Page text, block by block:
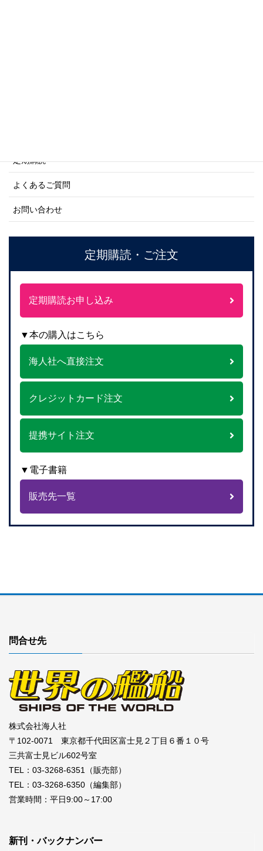
定期購読
よくあるご質問
お問い合わせ
定期購読・ご注文
定期購読お申し込み
▼本の購入はこちら
海人社へ直接注文
クレジットカード注文
提携サイト注文
▼電子書籍
販売先一覧
問合せ先
株式会社海人社
〒102-0071 東京都千代田区富士見２丁目６番１０号
三共富士見ビル602号室
TEL：03-3268-6351（販売部）
TEL：03-3268-6350（編集部）
営業時間：平日9:00～17:00
新刊・バックナンバー